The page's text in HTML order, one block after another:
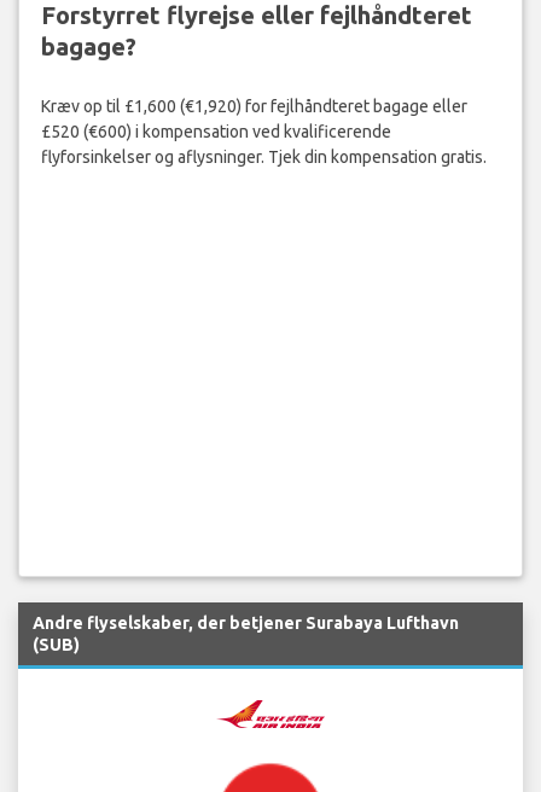
Forstyrret flyrejse eller fejlhåndteret
bagage?
Kræv op til £1,600 (€1,920) for fejlhåndteret bagage eller
£520 (€600) i kompensation ved kvalificerende
flyforsinkelser og aflysninger. Tjek din kompensation gratis.
Andre flyselskaber, der betjener Surabaya Lufthavn
(SUB)